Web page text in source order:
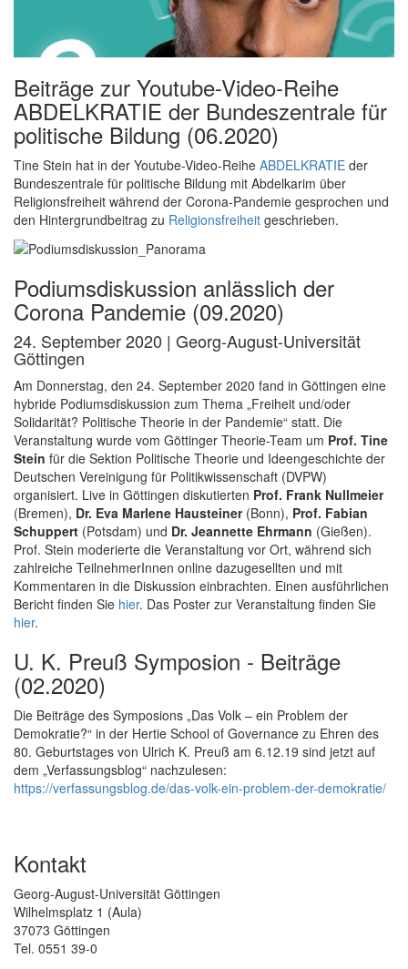
Beiträge zur Youtube-Video-Reihe
ABDELKRATIE der Bundeszentrale für
politische Bildung (06.2020)
Tine Stein hat in der Youtube-Video-Reihe ABDELKRATIE der
Bundeszentrale für politische Bildung mit Abdelkarim über
Religionsfreiheit während der Corona-Pandemie gesprochen und
den Hintergrundbeitrag zu Religionsfreiheit geschrieben.
Podiumsdiskussion anlässlich der
Corona Pandemie (09.2020)
24. September 2020 | Georg-August-Universität
Göttingen
Am Donnerstag, den 24. September 2020 fand in Göttingen eine
hybride Podiumsdiskussion zum Thema „Freiheit und/oder
Solidarität? Politische Theorie in der Pandemie“ statt. Die
Veranstaltung wurde vom Göttinger Theorie-Team um Prof. Tine
Stein für die Sektion Politische Theorie und Ideengeschichte der
Deutschen Vereinigung für Politikwissenschaft (DVPW)
organisiert. Live in Göttingen diskutierten Prof. Frank Nullmeier
(Bremen), Dr. Eva Marlene Hausteiner(Bonn), Prof. Fabian
Schuppert (Potsdam) und Dr. Jeannette Ehrmann (Gießen).
Prof. Stein moderierte die Veranstaltung vor Ort, während sich
zahlreiche TeilnehmerInnen online dazugesellten und mit
Kommentaren in die Diskussion einbrachten. Einen ausführlichen
Bericht finden Sie hier. Das Poster zur Veranstaltung finden Sie
hier.
U. K. Preuß Symposion - Beiträge
(02.2020)
Die Beiträge des Symposions „Das Volk – ein Problem der
Demokratie?“ in der Hertie School of Governance zu Ehren des
80. Geburtstages von Ulrich K. Preuß am 6.12.19 sind jetzt auf
dem „Verfassungsblog“ nachzulesen:
https://verfassungsblog.de/das-volk-ein-problem-der-demokratie/
Kontakt
Georg-August-Universität Göttingen
Wilhelmsplatz 1 (Aula)
37073 Göttingen
Tel. 0551 39-0